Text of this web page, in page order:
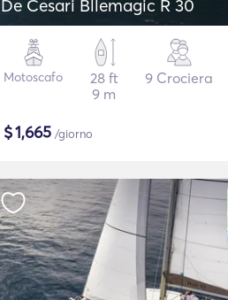
De Cesari Bllemagic R 30
Motoscafo
28 ft
9 m
9 Crociera
$1,665 /giorno